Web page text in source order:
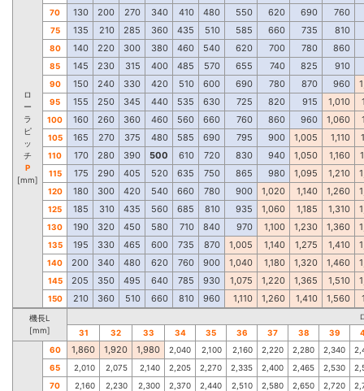
ロ
ー
ラ
ピ
ッ
チ
P
[mm]
70 130 200 270 340 410 480 550 620 690 760
75 135 210 285 360 435 510 585 660 735 810
80 140 220 300 380 460 540 620 700 780 860
85 145 230 315 400 485 570 655 740 825 910
90 150 240 330 420 510 600 690 780 870 960
95 155 250 345 440 535 630 725 820 915 1,010
100 160 260 360 460 560 660 760 860 960 1,060
105 165 270 375 480 585 690 795 900 1,005 1,110
110 170 280 390 500 610 720 830 940 1,050 1,160
115 175 290 405 520 635 750 865 980 1,095 1,210
120 180 300 420 540 660 780 900 1,020 1,140 1,260
125 185 310 435 560 685 810 935 1,060 1,185 1,310
130 190 320 450 580 710 840 970 1,100 1,230 1,360
135 195 330 465 600 735 870 1,005 1,140 1,275 1,410
140 200 340 480 620 760 900 1,040 1,180 1,320 1,460
145 205 350 495 640 785 930 1,075 1,220 1,365 1,510
150 210 360 510 660 810 960 1,110 1,260 1,410 1,560
機長L
[mm]
31
32 33 34 35 36 37 38 39
60 1,860 1,920 1,980 2,040 2,100 2,160 2,220 2,280 2,340
65
2,010 2,075 2,140 2,205 2,270 2,335 2,400 2,465 2,530
70
2,160 2,230 2,300 2,370 2,440 2,510 2,580 2,650 2,720